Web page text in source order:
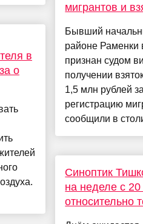
в
о
мигрантов и
Бывший
районе Раменки
признан судом
получении
1,5 млн рублей
регистрацию
сообщили в
Синоптик
на неделе с 20
относительно